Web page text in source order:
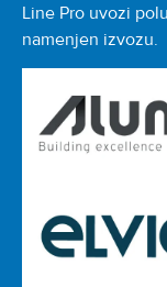
Line Pro uvozi
namenjen izvozu.